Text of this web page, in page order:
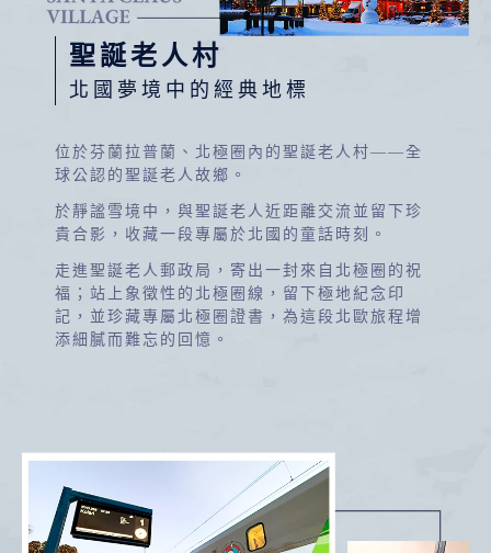
聖誕老人村
北國夢境中的經典地標
位於芬蘭拉普蘭、北極圈內的聖誕老人村——全
球公認的聖誕老人故鄉。
於靜謐雪境中，與聖誕老人近距離交流並留下珍
貴合影，收藏一段專屬於北國的童話時刻。
走進聖誕老人郵政局，寄出一封來自北極圈的祝
福；站上象徵性的北極圈線，留下極地紀念印
記，並珍藏專屬北極圈證書，為這段北歐旅程增
添細膩而難忘的回憶。